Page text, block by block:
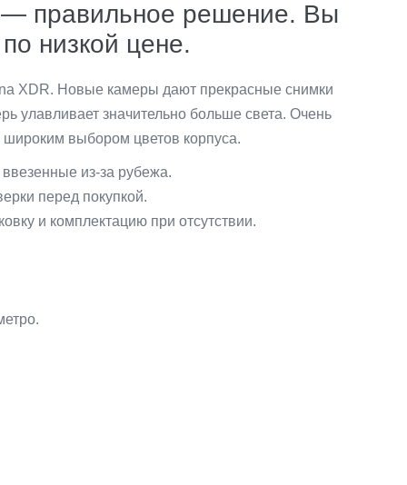
— правильное решение. Вы
низкой цене.
XDR. Новые камеры дают прекрасные снимки
улавливает значительно больше света. Очень
выбором цветов корпуса.
из-за рубежа.
перед покупкой.
и комплектацию при отсутствии.